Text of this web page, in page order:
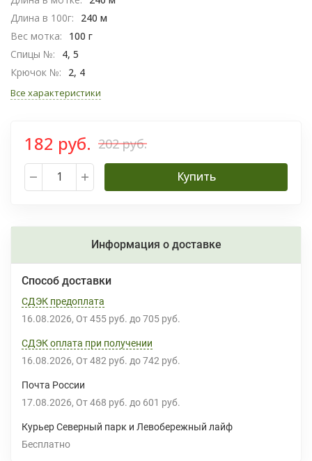
Длина в 100г:
240 м
Вес мотка:
100 г
Спицы №:
4, 5
Крючок №:
2, 4
Все характеристики
182 руб. 202 руб.
Купить
Информация о доставке
Способ доставки
СДЭК предоплата
16.08.2026 От 455 руб. до 705 руб.
СДЭК оплата при получении
16.08.2026 От 482 руб. до 742 руб.
Почта России
17.08.2026 От 468 руб. до 601 руб.
Курьер Северный парк и Левобережный лайф
Бесплатно